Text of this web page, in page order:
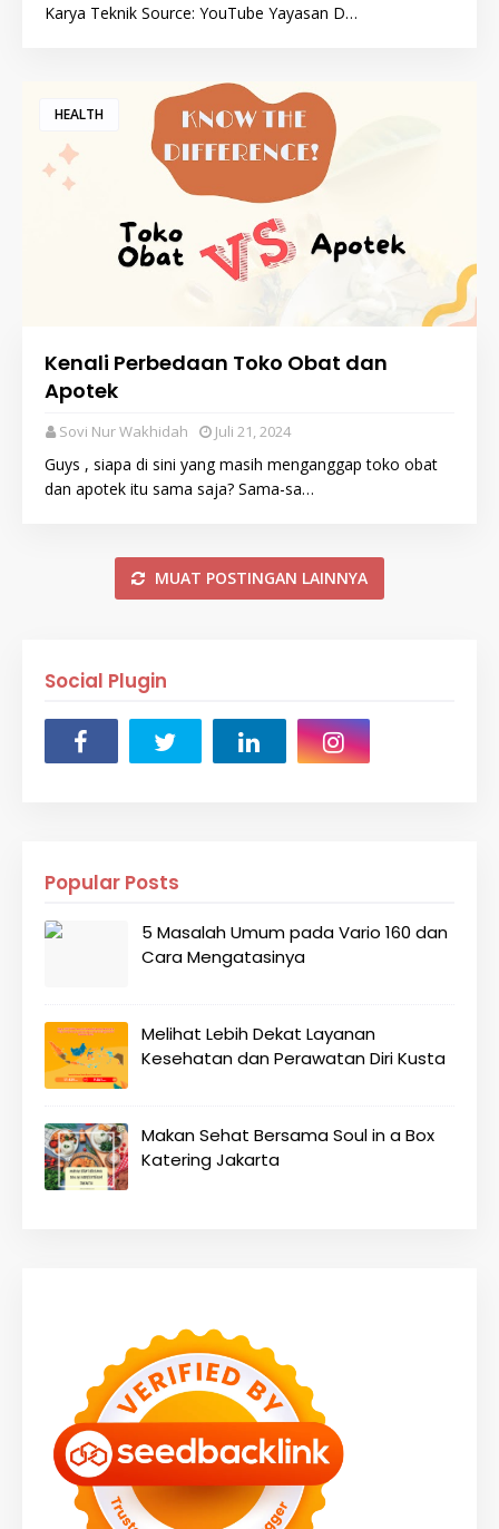
Karya Teknik Source: YouTube Yayasan D…
HEALTH
Kenali Perbedaan Toko Obat dan
Apotek
Sovi Nur Wakhidah Juli 21, 2024
Guys , siapa di sini yang masih menganggap toko obat
dan apotek itu sama saja? Sama-sa…
MUAT POSTINGAN LAINNYA
Social Plugin
Popular Posts
5 Masalah Umum pada Vario 160 dan
Cara Mengatasinya
Melihat Lebih Dekat Layanan
Kesehatan dan Perawatan Diri Kusta
Makan Sehat Bersama Soul in a Box
Katering Jakarta